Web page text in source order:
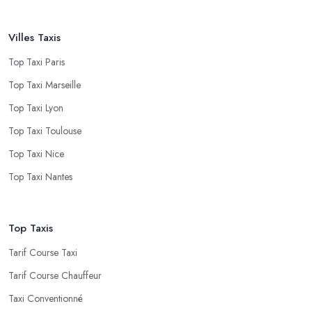
Villes Taxis
Top Taxi Paris
Top Taxi Marseille
Top Taxi Lyon
Top Taxi Toulouse
Top Taxi Nice
Top Taxi Nantes
Top Taxis
Tarif Course Taxi
Tarif Course Chauffeur
Taxi Conventionné